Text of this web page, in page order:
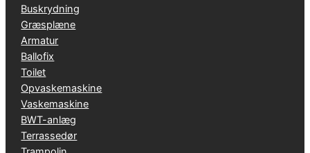
Buskrydning
Græsplæne
Armatur
Ballofix
Toilet
Opvaskemaskine
Vaskemaskine
BWT-anlæg
Terrassedør